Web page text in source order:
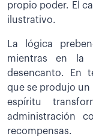
propio poder. El
ilustrativo.
La lógica
mientras en la
desencanto. En
que se produjo un
espíritu
administración
recompensas.